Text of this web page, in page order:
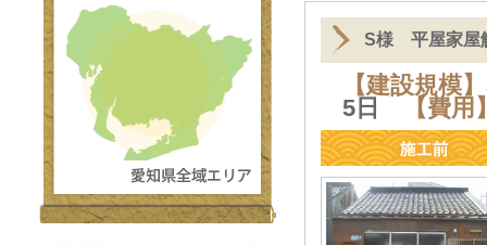
S様 平屋家屋
【建設規模】
5日
【費用